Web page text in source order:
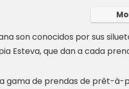
son conocidos por sus
Esteva, que dan a cada
gama de prendas de prêt-à-